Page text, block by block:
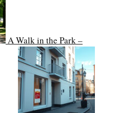
A Walk in the Park –